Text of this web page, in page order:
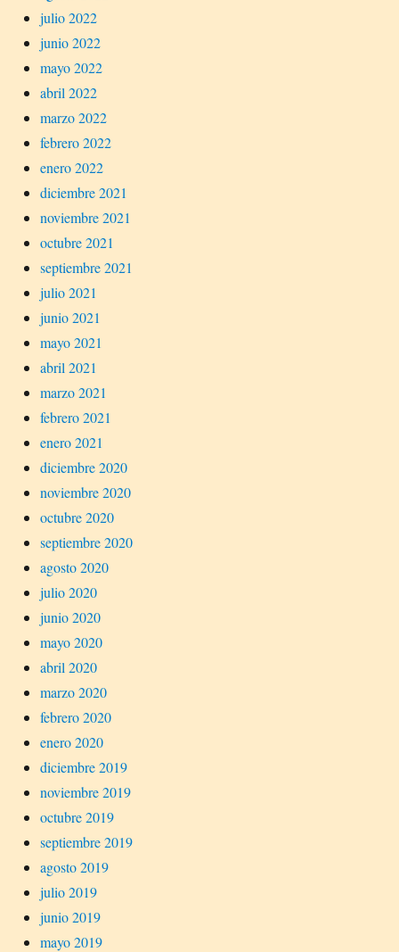
julio 2022
junio 2022
mayo 2022
abril 2022
marzo 2022
febrero 2022
enero 2022
diciembre 2021
noviembre 2021
octubre 2021
septiembre 2021
julio 2021
junio 2021
mayo 2021
abril 2021
marzo 2021
febrero 2021
enero 2021
diciembre 2020
noviembre 2020
octubre 2020
septiembre 2020
agosto 2020
julio 2020
junio 2020
mayo 2020
abril 2020
marzo 2020
febrero 2020
enero 2020
diciembre 2019
noviembre 2019
octubre 2019
septiembre 2019
agosto 2019
julio 2019
junio 2019
mayo 2019